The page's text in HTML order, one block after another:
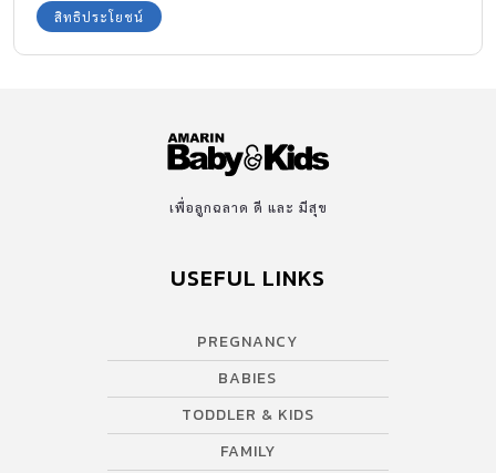
สิทธิประโยชน์
เพื่อลูกฉลาด ดี และ มีสุข
USEFUL LINKS
PREGNANCY
BABIES
TODDLER & KIDS
FAMILY